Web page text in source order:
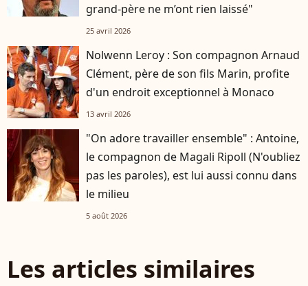
grand-père ne m’ont rien laissé"
25 avril 2026
Nolwenn Leroy : Son compagnon Arnaud
Clément, père de son fils Marin, profite
d'un endroit exceptionnel à Monaco
13 avril 2026
"On adore travailler ensemble" : Antoine,
le compagnon de Magali Ripoll (N'oubliez
pas les paroles), est lui aussi connu dans
le milieu
5 août 2026
Les articles similaires